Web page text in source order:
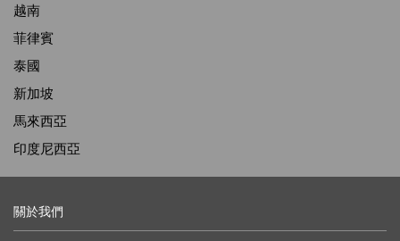
越南
菲律賓
泰國
新加坡
馬來西亞
印度尼西亞
關於我們